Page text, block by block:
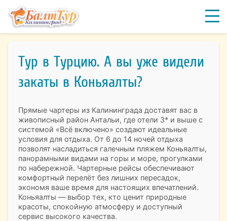
Тур в Турцию. А вы уже видели
закаты в Коньяалты?
Прямые чартеры из Калининграда доставят вас в
живописный район Антальи, где отели 3* и выше с
системой «Всё включено» создают идеальные
условия для отдыха. От 6 до 14 ночей отдыха
позволят насладиться галечным пляжем Коньяалты,
панорамными видами на горы и море, прогулками
по набережной. Чартерные рейсы обеспечивают
комфортный перелёт без лишних пересадок,
экономя ваше время для настоящих впечатлений.
Коньяалты — выбор тех, кто ценит природные
красоты, спокойную атмосферу и доступный
сервис высокого качества.